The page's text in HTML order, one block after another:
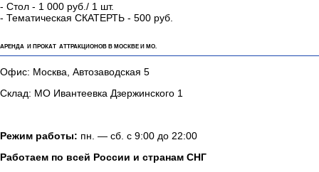
- Стол - 1 000 руб./ 1 шт.
- Тематическая СКАТЕРТЬ - 500 руб.
АРЕНДА И ПРОКАТ АТТРАКЦИОНОВ В МОСКВЕ И МО.
Офис: Москва, Автозаводская 5
Склад: МО Ивантеевка Дзержинского 1
Режим работы: пн. — сб. с 9:00 до 22:00
Работаем по всей России и странам СНГ